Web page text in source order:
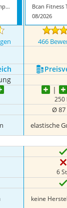
Maximus PRO Trampolin
08/2026
466
250
Ø 87
elastische
6
keine